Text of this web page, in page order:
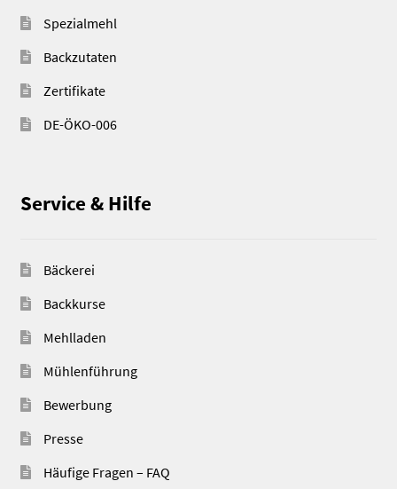
Spezialmehl
Backzutaten
Zertifikate
DE-ÖKO-006
Service & Hilfe
Bäckerei
Backkurse
Mehlladen
Mühlenführung
Bewerbung
Presse
Häufige Fragen – FAQ